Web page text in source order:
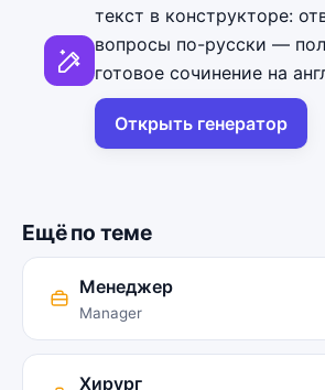
текст в конструкторе:
вопросы по-русски —
готовое сочинение на
Открыть генератор
Ещё по теме
Менеджер
Manager
Хирург